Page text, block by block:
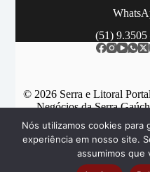
(51) 9.3505
© 2026 Serra e Litoral
Negócios da Serra
Categorias
Nós utilizamos cookies para
experiência em nosso site.
assumimos que